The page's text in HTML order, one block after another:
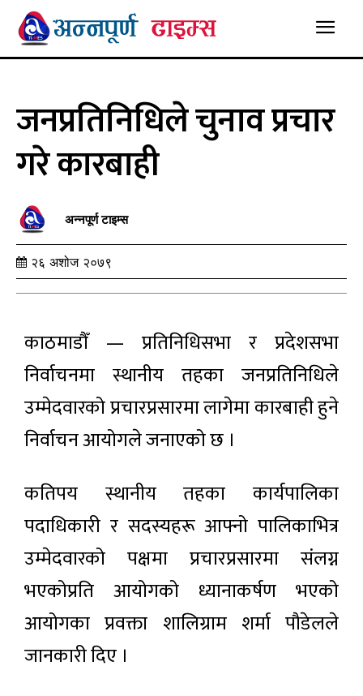
जनप्रतिनिधिले चुनाव प्रचार
गरे कारबाही
अन्नपूर्ण टाइम्स
२६ अशोज २०७९
काठमाडौँ — प्रतिनिधिसभा र प्रदेशसभा
निर्वाचनमा स्थानीय तहका जनप्रतिनिधिले
उम्मेदवारको प्रचारप्रसारमा लागेमा कारबाही हुने
निर्वाचन आयोगले जनाएको छ ।
कतिपय स्थानीय तहका कार्यपालिका
पदाधिकारी र सदस्यहरू आफ्नो पालिकाभित्र
उम्मेदवारको पक्षमा प्रचारप्रसारमा संलग्न
भएकोप्रति आयोगको ध्यानाकर्षण भएको
आयोगका प्रवक्ता शालिग्राम शर्मा पौडेलले
जानकारी दिए ।